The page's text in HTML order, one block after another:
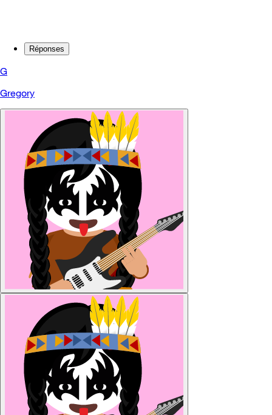
Réponses
G
Gregory